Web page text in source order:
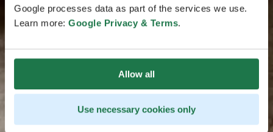
Google processes data as part of the services we use.
Learn more: Google Privacy & Terms.
Allow all
Use necessary cookies only